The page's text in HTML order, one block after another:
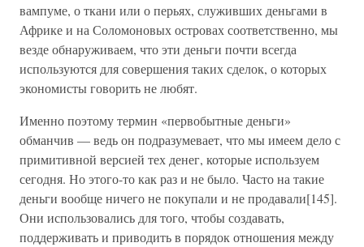
вампуме, о ткани или о перьях, служивших деньгами в
Африке и на Соломоновых островах соответственно, мы
везде обнаруживаем, что эти деньги почти всегда
используются для совершения таких сделок, о которых
экономисты говорить не любят.
Именно поэтому термин «первобытные деньги»
обманчив — ведь он подразумевает, что мы имеем дело с
примитивной версией тех денег, которые используем
сегодня. Но этого-то как раз и не было. Часто на такие
деньги вообще ничего не покупали и не продавали[145].
Они использовались для того, чтобы создавать,
поддерживать и приводить в порядок отношения между